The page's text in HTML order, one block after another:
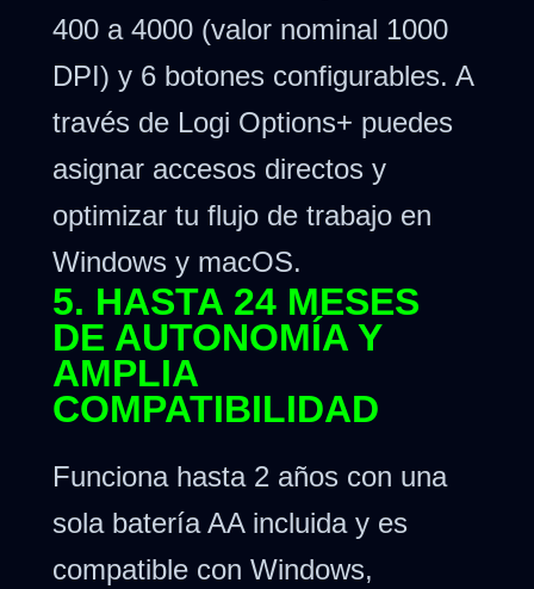
400 a 4000 (valor nominal 1000
DPI) y 6 botones configurables. A
través de Logi Options+ puedes
asignar accesos directos y
optimizar tu flujo de trabajo en
Windows y macOS.
5. HASTA 24 MESES
DE AUTONOMÍA Y
AMPLIA
COMPATIBILIDAD
Funciona hasta 2 años con una
sola batería AA incluida y es
compatible con Windows,